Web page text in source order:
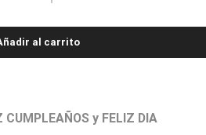
al carrito
CUMPLEAÑOS y FELIZ DIA